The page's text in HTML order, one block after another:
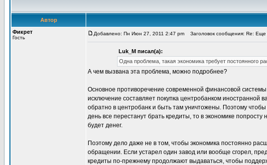
Автор
Фикрет
Гость
Добавлено: Пн Июн 27, 2011 2:47 pm Заголовок сообщения: Re: Еще
Luk_M писал(а):
Одна проблема, такая экономика требует постоянного
А чем вызвана эта проблема, можно подробнее?
Основное противоречение современной финансовой
исключение составляет покупка центробанком иностранной
обратно в центробанк и быть там уничтожены. Поэтому
день все перестанут брать кредиты, то в экономике
будет денег.
Поэтому дело даже не в том, чтобы экономика постоянно
обращении. Если устарел один завод или вообще сгорел,
кредиты по-прежнему продолжают выдаваться, чтобы